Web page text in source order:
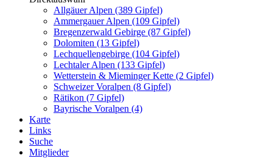
Allgäuer Alpen (389 Gipfel)
Ammergauer Alpen (109 Gipfel)
Bregenzerwald Gebirge (87 Gipfel)
Dolomiten (13 Gipfel)
Lechquellengebirge (104 Gipfel)
Lechtaler Alpen (133 Gipfel)
Wetterstein & Mieminger Kette (2 Gipfel)
Schweizer Voralpen (8 Gipfel)
Rätikon (7 Gipfel)
Bayrische Voralpen (4)
Karte
Links
Suche
Mitglieder